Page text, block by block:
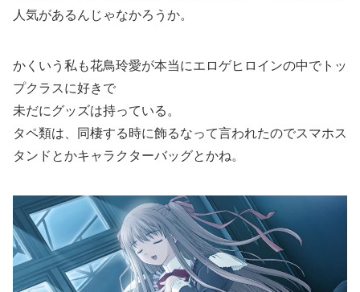
人気があるんじゃなかろうか。
かくいう私も花鳥玲愛が本当にエロゲヒロインの中でトッ
プクラスに好きで
未だにグッズは持っている。
タペ類は、同棲する時に飾るなって言われたのでスマホス
タンドとかキャラクターバッグとかね。